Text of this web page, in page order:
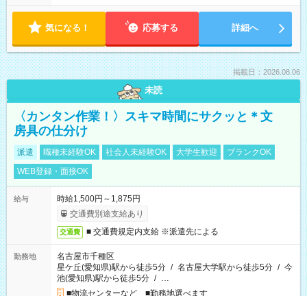
気になる！ 応募する 詳細へ
掲載日：2026.08.06
未読
〈カンタン作業！〉スキマ時間にサクッと＊文
房具の仕分け
派遣 職種未経験OK 社会人未経験OK 大学生歓迎
ブランクOK
WEB登録・面接OK
給与
時給1,500円～1,875円
交通費別途支給あり
交通費 ■ 交通費規定内支給 ※派遣先による
勤務地
名古屋市千種区
星ケ丘(愛知県)駅から徒歩5分 / 名古屋大学駅から徒歩5分 / 今
池(愛知県)駅から徒歩5分 / …
■物流センターなど ■勤務地選べます